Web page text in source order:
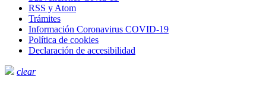
RSS y Atom
Trámites
Información Coronavirus COVID-19
Política de cookies
Declaración de accesibilidad
clear